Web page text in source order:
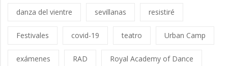
danza del vientre sevillanas resistiré
Festivales covid-19 teatro Urban Camp
exámenes RAD Royal Academy of Dance